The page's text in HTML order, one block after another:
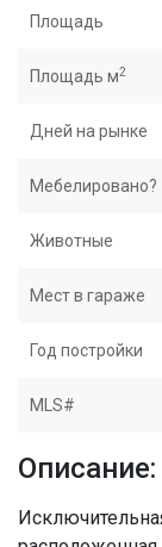
Площадь
Площадь м2
Дней на рынке
Мебелировано?
Животные
Мест в гараже
Год постройки
MLS#
Описание: